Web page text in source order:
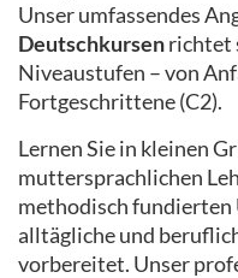
Unser umfassendes
Deutschkursenrichtet
Niveaustufen – von
Fortgeschrittene (C2).
Lernen Sie in kleinen
muttersprachlichen
methodisch fundierten
alltägliche und
vorbereitet. Unser